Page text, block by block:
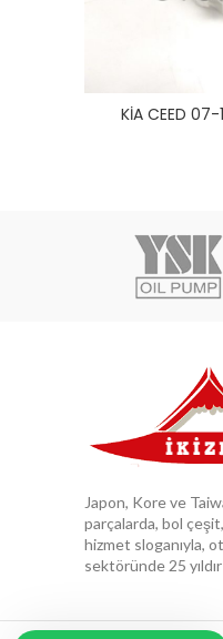
KİA CEED 07-
Japon, Kore ve
parçalarda, bol
hizmet sloganıyla,
sektöründe 25